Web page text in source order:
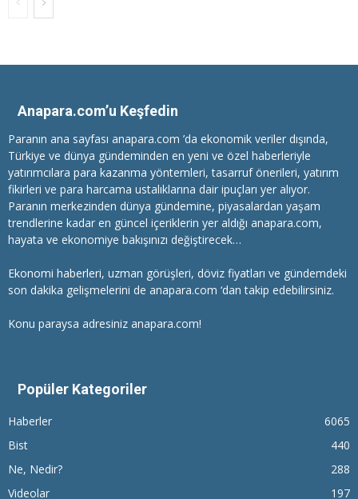
Anapara.com’u Keşfedin
Paranın ana sayfası anapara.com ’da ekonomik veriler dışında,
Türkiye ve dünya gündeminden en yeni ve özel haberleriyle
yatırımcılara para kazanma yöntemleri, tasarruf önerileri, yatırım
fikirleri ve para harcama ustalıklarına dair ipuçları yer alıyor.
Paranın merkezinden dünya gündemine, piyasalardan yaşam
trendlerine kadar en güncel içeriklerin yer aldığı anapara.com,
hayata ve ekonomiye bakışınızı değiştirecek…
Ekonomi haberleri, uzman görüşleri, döviz fiyatları ve gündemdeki
son dakika gelişmelerini de anapara.com ‘dan takip edebilirsiniz.
Konu paraysa adresiniz anapara.com!
Popüler Kategoriler
Haberler
6065
Bist
440
Ne, Nedir?
288
Videolar
197